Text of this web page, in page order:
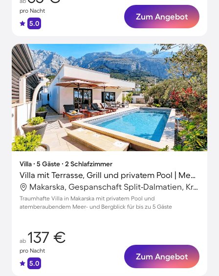
pro Nacht
5.0
Zum Angebot
Villa ∙ 5 Gäste ∙ 2 Schlafzimmer
Villa mit Terrasse, Grill und privatem Pool | Meerblick
Makarska, Gespanschaft Split-Dalmatien, Kroatien
Traumhafte Villa in Makarska mit privatem Pool und
atemberaubendem Meer- und Bergblick für bis zu 5 Gäste
ab 137 €
pro Nacht
5.0
Zum Angebot